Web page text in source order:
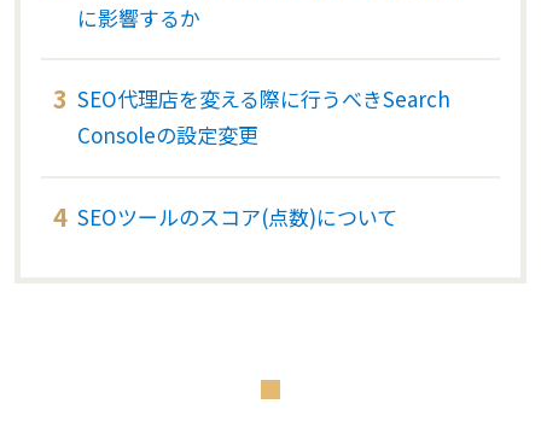
に影響するか
SEO代理店を変える際に行うべきSearch
Consoleの設定変更
SEOツールのスコア(点数)について